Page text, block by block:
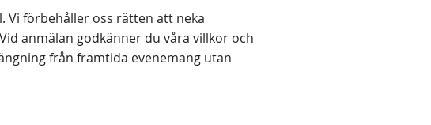
Vi förbehåller oss rätten att neka
anmälan godkänner du våra villkor och
från framtida evenemang utan